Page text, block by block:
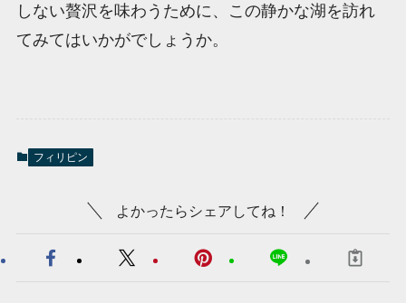
しない贅沢を味わうために、この静かな湖を訪れ
てみてはいかがでしょうか。
フィリピン
よかったらシェアしてね！